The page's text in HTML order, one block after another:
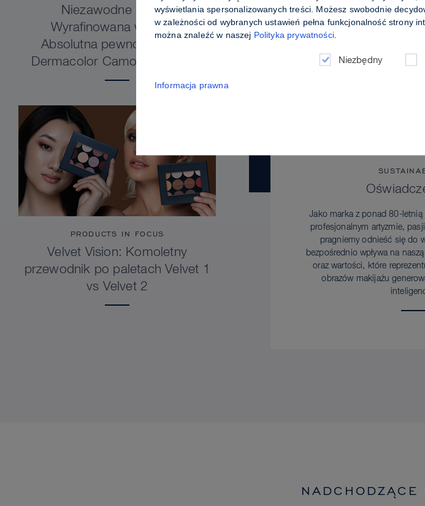
Jako marka z ponad 80-letnią
profesjonalnym artyzmie,
pragniemy odnieść się do
bezpośrednio wpływa na
oraz wartości, które
obrazów makijażu
Niezawodne krycie.
Wyrafinowana wygoda.
Absolutna pewność siebie.
Dermacolor Camouflage Stick
PRODUCTS IN FOCUS
Velvet Vision: Komoletny
przewodnik po paletach Velvet 1
vs Velvet 2
NADCHODZĄCE
wyświetlania spersonalizowanych treści. Możesz swobodnie
w zależności od wybranych ustawień pełna funkcjonalność strony
można znaleźć w naszej Polityka prywatności.
Niezbędny
Informacja prawna